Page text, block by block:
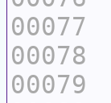
00077
00078
00079